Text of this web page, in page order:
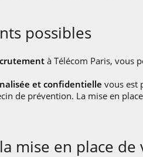
possibles
à Télécom Paris, vous
et confidentielle vous est
de prévention. La mise en
mise en place